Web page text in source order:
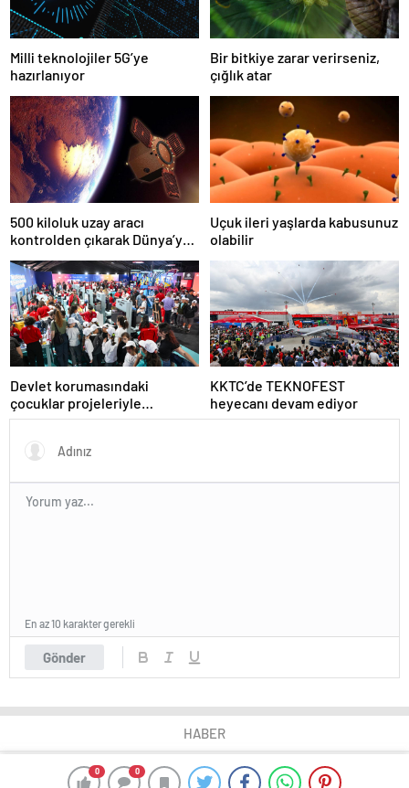
0 0
Milli teknolojiler 5G’ye
hazırlanıyor
Bir bitkiye zarar verirseniz,
çığlık atar
500 kiloluk uzay aracı
kontrolden çıkarak Dünya’ya
düşecek
Uçuk ileri yaşlarda kabusunuz
olabilir
Devlet korumasındaki
çocuklar projeleriyle
TEKNOFEST KKTC’de
KKTC’de TEKNOFEST
heyecanı devam ediyor
Gönder
En az 10 karakter gerekli
HABER